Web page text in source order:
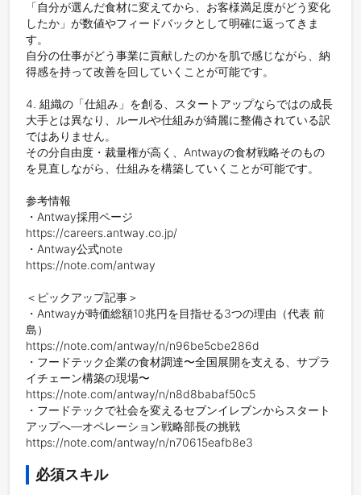
「自分が選んだ食材に変えてから、お客様満足度がどう変化
したか」が数値やフィードバックとして明確に返ってきま
す。
自分の仕事がどう事業に貢献したのかを肌で感じながら、納
得感を持って改善を回していくことが可能です。
4. 組織の「仕組み」を創る、スタートアップならではの成長
大手とは異なり、ルールや仕組みが綺麗に整備されている訳
ではありません。
その分自由度・裁量権が高く、Antwayの食材戦略そのもの
を見直しながら、仕組みを構築していくことが可能です。
参考情報
・Antway採用ページ
https://careers.antway.co.jp/
・Antway公式note
https://note.com/antway
＜ピックアップ記事＞
・Antwayが時価総額10兆円を目指せる3つの理由（代表 前
島）
https://note.com/antway/n/n96be5cbe286d
・フードテック企業の食材調達〜全国展開を支える、サプラ
イチェーン構築の現場〜
https://note.com/antway/n/n8d8babaf50c5
・フードテックで社会を変えるセブンイレブンからスタート
アップへ―オペレーション戦略部長の挑戦
必須スキル